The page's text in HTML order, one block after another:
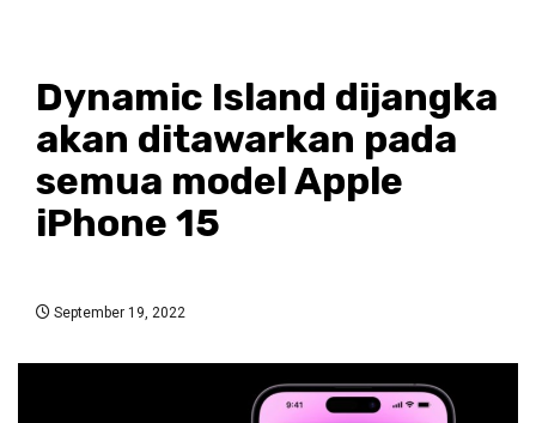
Dynamic Island dijangka
akan ditawarkan pada
semua model Apple
iPhone 15
September 19, 2022